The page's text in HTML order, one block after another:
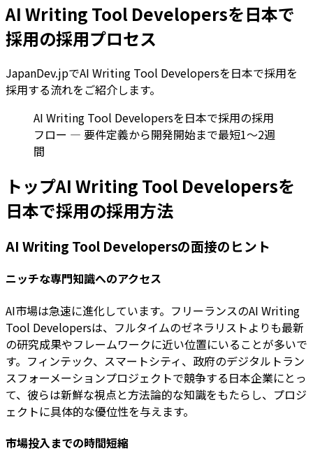
AI Writing Tool Developersを日本で
採用の採用プロセス
JapanDev.jpでAI Writing Tool Developersを日本で採用を
採用する流れをご紹介します。
AI Writing Tool Developersを日本で採用の採用
フロー — 要件定義から開発開始まで最短1〜2週
間
トップAI Writing Tool Developersを
日本で採用の採用方法
AI Writing Tool Developersの面接のヒント
ニッチな専門知識へのアクセス
AI市場は急速に進化しています。フリーランスのAI Writing
Tool Developersは、フルタイムのゼネラリストよりも最新
の研究成果やフレームワークに近い位置にいることが多いで
す。フィンテック、スマートシティ、政府のデジタルトラン
スフォーメーションプロジェクトで競争する日本企業にとっ
て、彼らは新鮮な視点と方法論的な知識をもたらし、プロジ
ェクトに具体的な優位性を与えます。
市場投入までの時間短縮